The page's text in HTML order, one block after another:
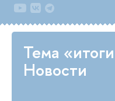
Тема
Новости